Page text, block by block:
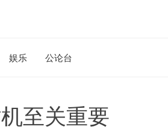
娱乐 公论台
至关重要